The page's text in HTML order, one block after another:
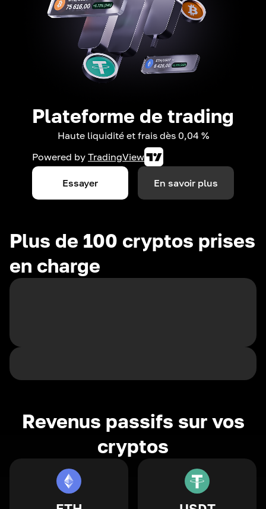
Plateforme de trading
Haute liquidité et frais dès 0,04 %
Powered by TradingView
Essayer En savoir plus
Plus de 100 cryptos prises
en charge
Revenus passifs sur vos
cryptos